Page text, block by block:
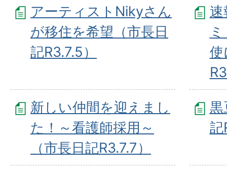
アーティストNikyさん
が移住を希望（市長日
記R3.7.5）
使
新しい仲間を迎えまし
た！～看護師採用～
（市長日記R3.7.7）
黒
記